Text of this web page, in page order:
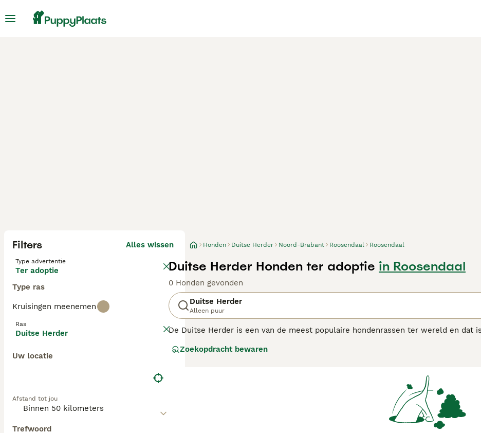
Filters Alles wissen
Type advertentie
Ter adoptie
Type ras
Kruisingen meenemen
Ras
Duitse Herder
Uw locatie
Afstand tot jou
Trefwoord
Honden Duitse Herder Noord-Brabant Roosendaal Roosendaal
Duitse Herder Honden ter adoptie in Roosendaal
0 Honden gevonden
Duitse Herder
Alleen puur
De Duitse Herder is een van de meest populaire hondenrassen ter wereld en dat
ras in vele landen door de politie gebruikt, en dankzij hun intelligentie, alertheid,
voor informatie over dit hondenras.
Zoekopdracht bewaren